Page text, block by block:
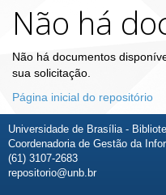
Não há
Não há documentos
sua solicitação.
Página inicial do repositório
Universidade de Brasília -
Coordenadoria de Gestão da
(61) 3107-2683
repositorio@unb.br